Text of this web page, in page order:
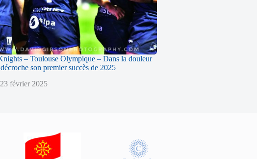
– Toulouse Olympique – Dans la douleur
son premier succès de 2025
23 février 2025